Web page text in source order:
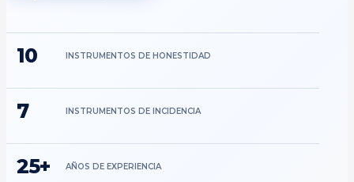
10 INSTRUMENTOS DE HONESTIDAD
7 INSTRUMENTOS DE INCIDENCIA
25+ AÑOS DE EXPERIENCIA